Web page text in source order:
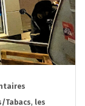
Tabacs, les